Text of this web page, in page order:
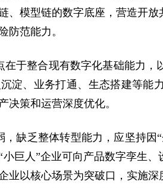
、模型链的数字底座，营造开
防范能力。
在于整合现有数字化基础能力
淀、业务打通、生态搭建等能
决策和运营深度优化。
缺乏整体转型能力，应坚持因
巨人”企业可向产品数字孪生
业以核心场景为突破口，实施